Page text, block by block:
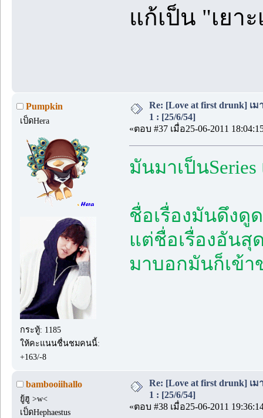
แก้เป็น "เยา
Pumpkin
เป็ดHera
กระทู้: 1185
ให้คะแนนชื่นชมคนนี้:
+163/-8
Re: [Love at first drunk] เ
1 : [25/6/54]
«ตอบ #37 เมื่อ25-06-2011
มันมาเป็นSeries
ชื่อเรื่องมันดึงดู
แต่ชื่อเรื่องอันสุ
มาบอกมันก็เข้า
bambooiihallo
ยู้ฮู >w<
เป็ดHephaestus
Re: [Love at first drunk] เ
1 : [25/6/54]
«ตอบ #38 เมื่อ25-06-2011